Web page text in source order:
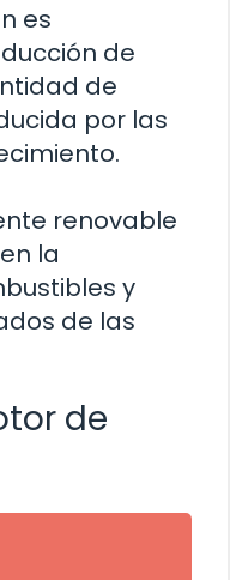
es
de
de
por las
renovable
la
y
de las
de